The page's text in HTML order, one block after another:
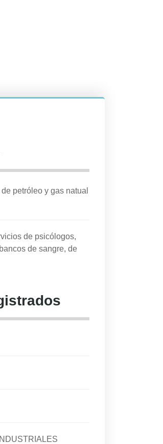
petróleo y gas natual
de psicólogos,
de sangre, de